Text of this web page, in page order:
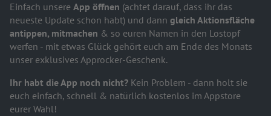
Einfach unsere App öffnen (achtet darauf, dass ihr das
neueste Update schon habt) und dann gleich Aktionsfläche
antippen, mitmachen & so euren Namen in den Lostopf
werfen - mit etwas Glück gehört euch am Ende des Monats
unser exklusives Approcker-Geschenk.
Ihr habt die App noch nicht? Kein Problem - dann holt sie
euch einfach, schnell & natürlich kostenlos im Appstore
eurer Wahl!